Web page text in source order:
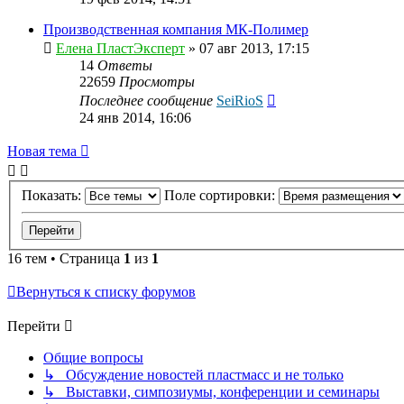
Производственная компания МК-Полимер
Елена ПластЭксперт » 07 авг 2013, 17:15
14 Ответы
22659 Просмотры
Последнее сообщение SeiRioS
24 янв 2014, 16:06
Новая тема
Показать: Поле сортировки:
16 тем • Страница 1 из 1
Вернуться к списку форумов
Перейти
Общие вопросы
↳ Обсуждение новостей пластмасс и не только
↳ Выставки, симпозиумы, конференции и семинары